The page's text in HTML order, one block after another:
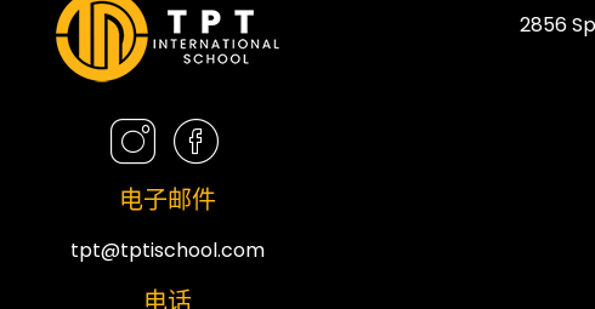
电子邮件
tpt@tptischool.com
电话
2856